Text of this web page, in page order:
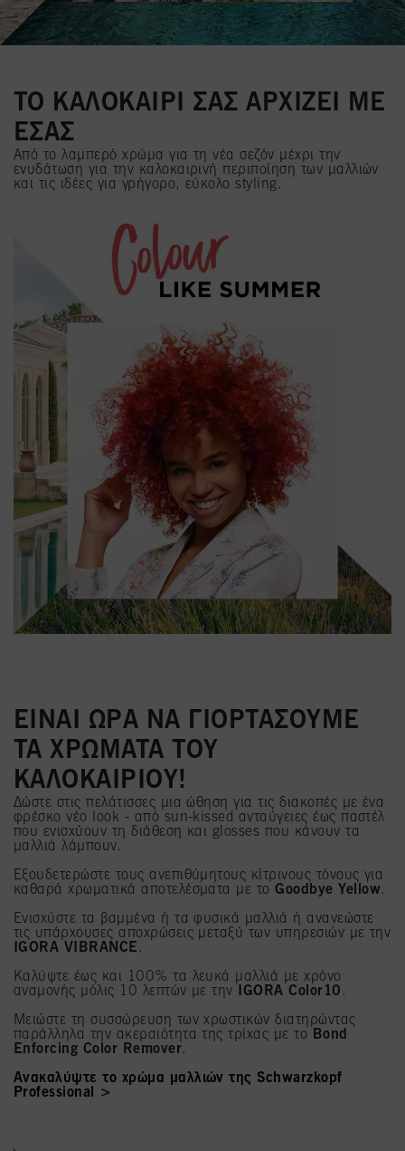
ΤΟ ΚΑΛΟΚΑΙΡΙ ΣΑΣ ΑΡΧΙΖΕΙ ΜΕ
ΕΣΑΣ
Από το λαμπερό χρώμα για τη νέα σεζόν μέχρι την
ενυδάτωση για την καλοκαιρινή περιποίηση των μαλλιών
και τις ιδέες για γρήγορο, εύκολο styling.
ΕΙΝΑΙ ΩΡΑ ΝΑ ΓΙΟΡΤΑΣΟΥΜΕ
ΤΑ ΧΡΩΜΑΤΑ ΤΟΥ
ΚΑΛΟΚΑΙΡΙΟΥ!
Δώστε στις πελάτισσες μια ώθηση για τις διακοπές με ένα
φρέσκο νέο look - από sun-kissed ανταύγειες έως παστέλ
που ενισχύουν τη διάθεση και glosses που κάνουν τα
μαλλιά λάμπουν.
Εξουδετερώστε τους ανεπιθύμητους κίτρινους τόνους για
καθαρά χρωματικά αποτελέσματα με τοGoodbye Yellow.
Ενισχύστε τα βαμμένα ή τα φυσικά μαλλιά ή ανανεώστε
τις υπάρχουσες αποχρώσεις μεταξύ των υπηρεσιών με την
IGORA VIBRANCE .
Καλύψτε έως και 100% τα λευκά μαλλιά με χρόνο
αναμονής μόλις 10 λεπτών με την
IGORA Color10 .
Μειώστε τη συσσώρευση των χρωστικών διατηρώντας
παράλληλα την ακεραιότητα της τρίχας με το Bond
Enforcing Color Remover .
Ανακαλύψτε το χρώμα μαλλιών της Schwarzkopf
Professional >